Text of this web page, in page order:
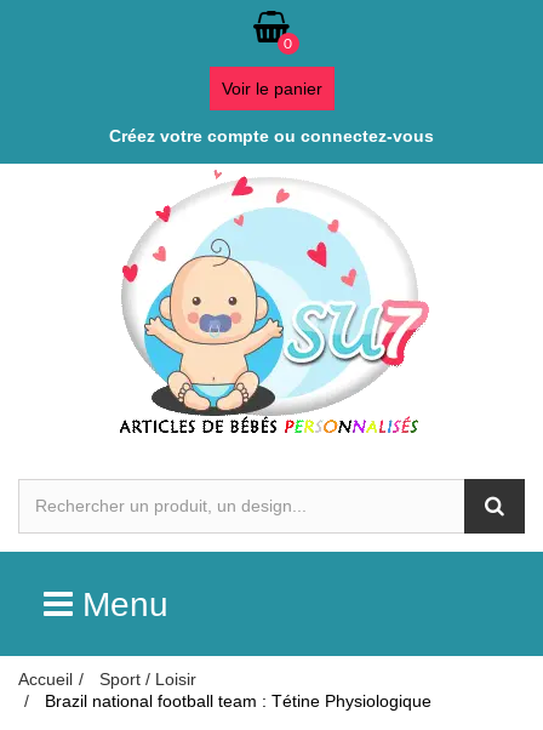
0
Voir le panier
Créez votre compte ou connectez-vous
Menu
Accueil
Sport / Loisir
Brazil national football team : Tétine Physiologique